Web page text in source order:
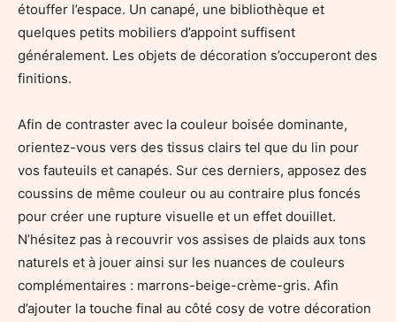
étouffer l’espace. Un canapé, une bibliothèque et
quelques petits mobiliers d’appoint suffisent
généralement. Les objets de décoration s’occuperont des
finitions.
Afin de contraster avec la couleur boisée dominante,
orientez-vous vers des tissus clairs tel que du lin pour
vos fauteuils et canapés. Sur ces derniers, apposez des
coussins de même couleur ou au contraire plus foncés
pour créer une rupture visuelle et un effet douillet.
N’hésitez pas à recouvrir vos assises de plaids aux tons
naturels et à jouer ainsi sur les nuances de couleurs
complémentaires : marrons-beige-crème-gris. Afin
d’ajouter la touche final au côté cosy de votre décoration